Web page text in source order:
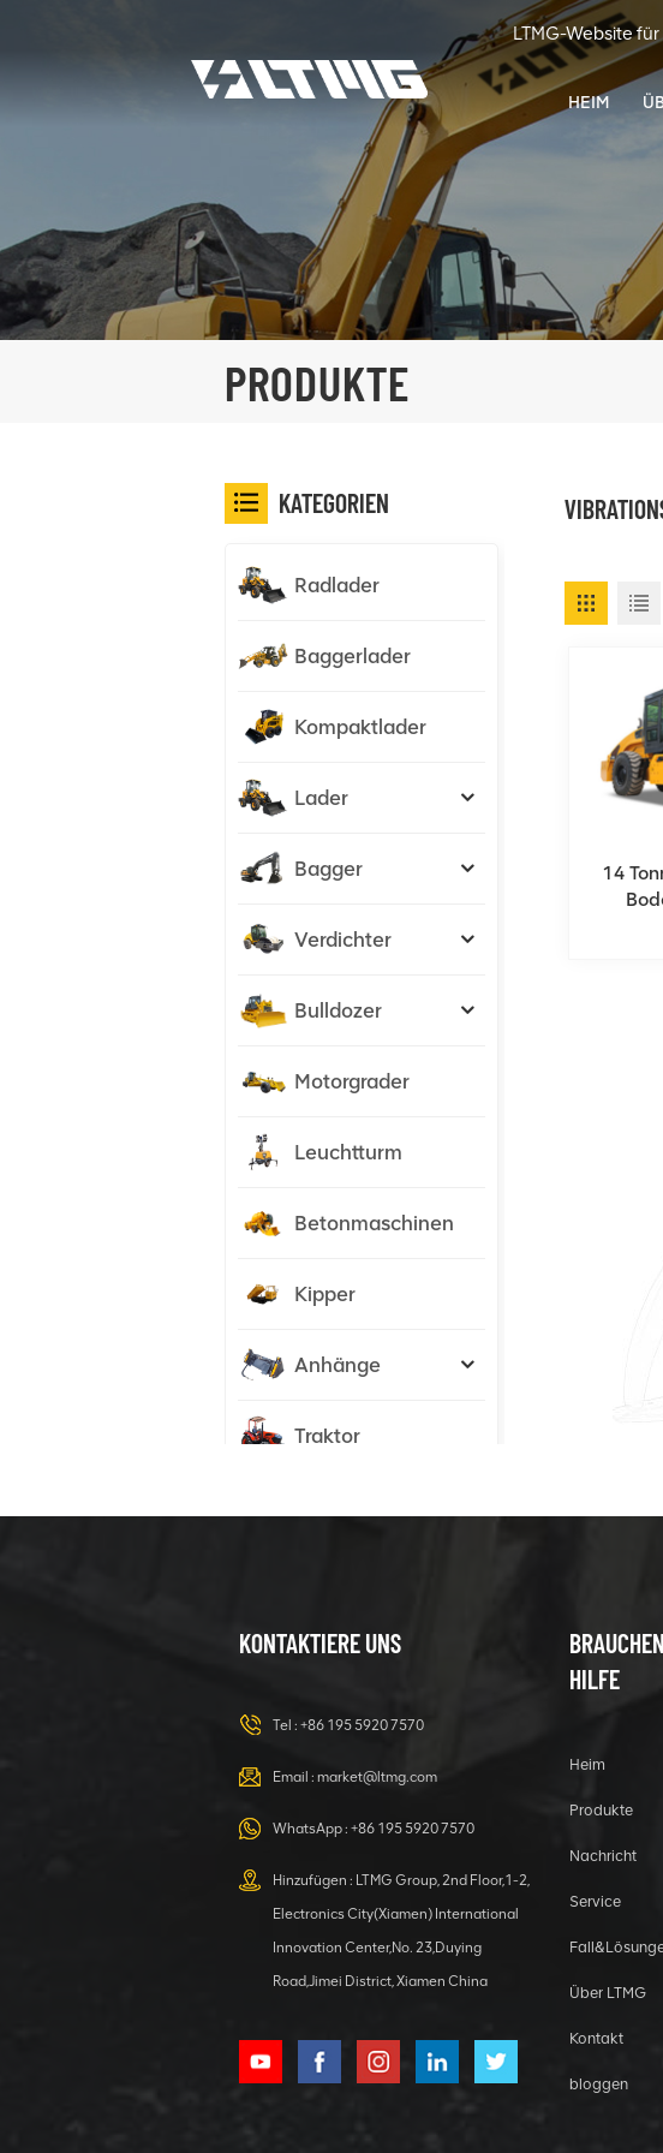
LTMG-Website
HEIM
PRODUKTE
14
KATEGORIEN
Radlader
Baggerlader
Kompaktlader
Lader
Bagger
Verdichter
Bulldozer
Motorgrader
Leuchtturm
Betonmaschinen
Kipper
Anhänge
Traktor
Bagger –
Aufgabe
Mobilbagger
Greiferaufsatz
Hydraulischer
Bagger mit
Kubota-Motor
DETAILS ANZEIGEN
KONTAKTIERE UNS
Tel : +86 195 5920 7570
Email : market@ltmg.com
WhatsApp : +86 195 5920 7570
Hinzufügen : LTMG Group, 2nd Floor,1-2,
Electronics City(Xiamen) International
Innovation Center,No. 23,Duying
Road,Jimei District, Xiamen China
HILFE
Heim
Produkte
Nachricht
Service
Über LTMG
Kontakt
bloggen